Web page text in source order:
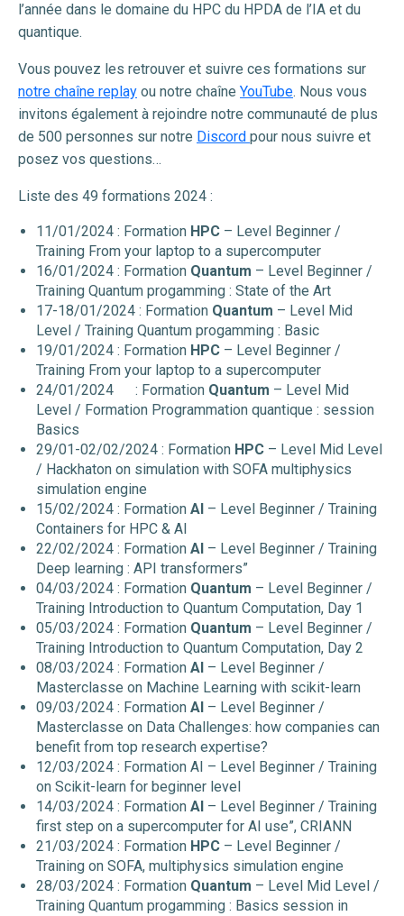
l’année dans le domaine du HPC du HPDA de l’IA et du
quantique.
Vous pouvez les retrouver et suivre ces formations sur
notre chaîne replay ou notre chaîne YouTube. Nous vous
invitons également à rejoindre notre communauté de plus
de 500 personnes sur notre Discord pour nous suivre et
posez vos questions…
Liste des 49 formations 2024 :
11/01/2024 : Formation HPC – Level Beginner /
Training From your laptop to a supercomputer
16/01/2024 : Formation Quantum – Level Beginner /
Training Quantum progamming : State of the Art
17-18/01/2024 : Formation Quantum – Level Mid
Level / Training Quantum progamming : Basic
19/01/2024 : Formation HPC – Level Beginner /
Training From your laptop to a supercomputer
24/01/2024 : Formation Quantum – Level Mid
Level / Formation Programmation quantique : session
Basics
29/01-02/02/2024 : Formation HPC – Level Mid Level
/ Hackhaton on simulation with SOFA multiphysics
simulation engine
15/02/2024 : Formation AI – Level Beginner / Training
Containers for HPC & AI
22/02/2024 : Formation AI – Level Beginner / Training
Deep learning : API transformers”
04/03/2024 : Formation Quantum – Level Beginner /
Training Introduction to Quantum Computation, Day 1
05/03/2024 : Formation Quantum – Level Beginner /
Training Introduction to Quantum Computation, Day 2
08/03/2024 : Formation AI – Level Beginner /
Masterclasse on Machine Learning with scikit-learn
09/03/2024 : Formation AI – Level Beginner /
Masterclasse on Data Challenges: how companies can
benefit from top research expertise?
12/03/2024 : Formation AI – Level Beginner / Training
on Scikit-learn for beginner level
14/03/2024 : Formation AI – Level Beginner / Training
first step on a supercomputer for AI use”, CRIANN
21/03/2024 : Formation HPC – Level Beginner /
Training on SOFA, multiphysics simulation engine
28/03/2024 : Formation Quantum – Level Mid Level /
Training Quantum progamming : Basics session in